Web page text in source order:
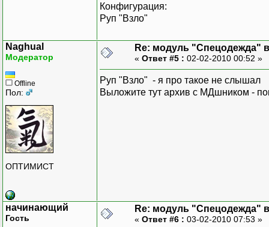
Конфигурация:
Руп "Взло"
Naghual
Модератор
Offline
Пол:
ОПТИМИСТ
Re: модуль "Спецодежда" в
« Ответ #5 : 02-02-2010 00:52 »
Руп "Взло" - я про такое не слышал
Выложите тут архив с МДшником -
начинающий
Гость
Re: модуль "Спецодежда" в
« Ответ #6 : 03-02-2010 07:53 »